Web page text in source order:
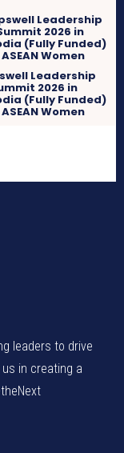
Leadership
2026 in
(Fully Funded)
Women
leaders to drive
in creating a